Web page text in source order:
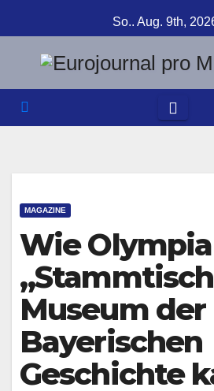
Inhalt
springen
So.. Aug. 9th,
MAGAZINE
Wie
Museum der
Bayerischen
Geschichte